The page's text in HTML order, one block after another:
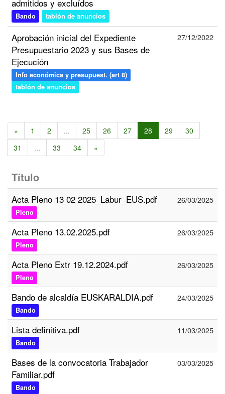
admitidos y excluídos
Bando tablón de anuncios
Aprobación inicial del Expediente
Presupuestario 2023 y sus Bases de
Ejecución
Info económica y presupuest. (art 8)
tablón de anuncios
27/12/2022
« 1 2 ... 25 26 27 28 29
30
31
... 33 34 »
Título
Acta Pleno 13 02 2025_Labur_EUS.pdf
Pleno
26/03/2025
Acta Pleno 13.02.2025.pdf
Pleno
26/03/2025
Acta Pleno Extr 19.12.2024.pdf
Pleno
26/03/2025
Bando de alcaldía EUSKARALDIA.pdf
Bando
24/03/2025
Lista definitiva.pdf
Bando
11/03/2025
Bases de la convocatoria Trabajador
Familiar.pdf
Bando
03/03/2025